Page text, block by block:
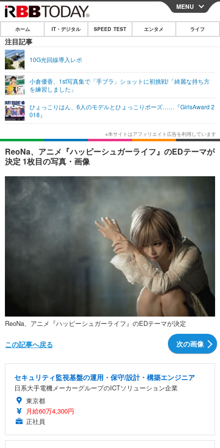
CLOSE
ホーム
IT・デジタル
ネタ
ショッピング その他
SPEED TEST
エンタメ
エンタメTOP
韓国・芸能
音楽 スポーツ
その他
ライフ
ライフTOP グルメ
ペット ショッピング
その他
リリース一覧
プッシュ通知の停止方法
MENU
ホーム IT・デジタル SPEED TEST エンタメ ライフ
注目記事
10G光回線導入レポ
小倉優香、1st写真集で「手ブラ」ショットに初挑戦!「綺麗な持ち方
を練習しました」
ひょっこりはん、6人のモデルとひょっこりポーズ……『GirlsAward 2
018』
ReoNa、アニメ『ハッピーシュガーライフ』のEDテーマが
決定 1枚目の写真・画像
ReoNa、アニメ『ハッピーシュガーライフ』のEDテーマが決定
次の画像
この記事へ戻る
セキュリティ監視基盤の運用・保守/設計・構築エンジニア
日系大手電機メーカーグループのICTソリューション企業
東京都
月給60万4,300円
正社員